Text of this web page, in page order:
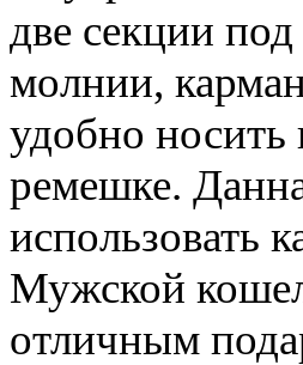
две секции
молнии,
удобно носить
ремешке.
использовать
Мужской
отличным